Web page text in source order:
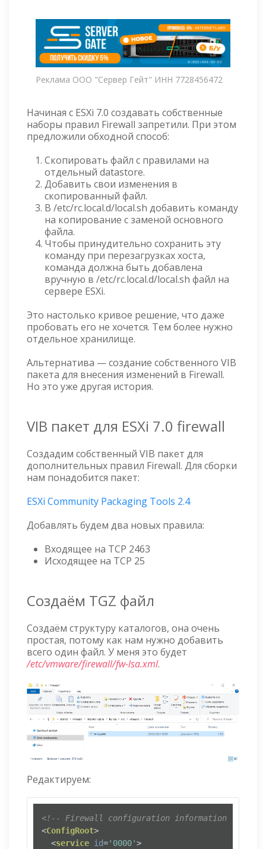
Реклама ООО "Сервер Гейт" ИНН 7728456472
Начиная с ESXi 7.0 создавать собственные
наборы правил Firewall запретили. При этом
предложили обходной способ:
Скопировать файл с правилами на
отдельный datastore.
Добавить свои изменения в
скопированный файл.
В /etc/rc.local.d/local.sh добавить команду
на копирование с заменой основного
файла.
Чтобы принудительно сохранить эту
команду при перезагрузках хоста,
команда должна быть добавлена
вручную в /etc/rc.local.d/local.sh файл на
сервере ESXi.
Это настолько кривое решение, что даже
пробовать его не хочется. Тем более нужно
отдельное хранилище.
Альтернатива — создание собственного VIB
пакета для внесения изменений в Firewall.
Но это уже другая история.
VIB пакет для ESXi 7.0 firewall
Создадим собственный VIB пакет для
дополнительных правил Firewall. Для сборки
нам понадобится пакет:
ESXi Community Packaging Tools 2.4
Добавлять будем два новых правила:
Входящее на TCP 2463
Исходящее на TCP 25
Создаём TGZ файл
Создаём структуру каталогов, она очень
простая, потому как нам нужно добавить
всего один файл. У меня это будет
/etc/vmware/firewall/fw-lsa.xml.
Редактируем:
<!-- Firewall configuration information for fw
<ConfigRoot>
<service id='0000'>